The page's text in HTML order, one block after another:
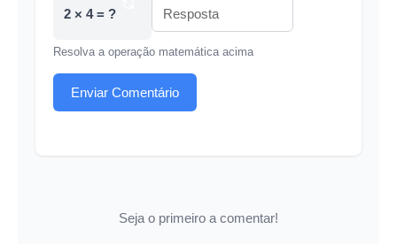
2 × 4 = ?
Resolva a operação matemática acima
Enviar Comentário
Seja o primeiro a comentar!